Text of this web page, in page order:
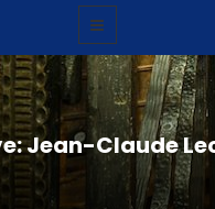
Jean-Claude